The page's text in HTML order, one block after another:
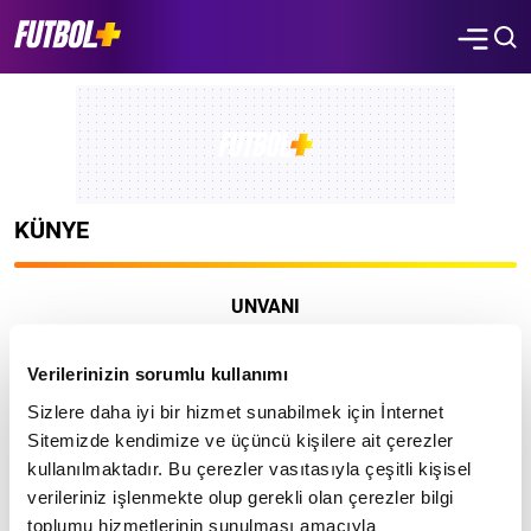
Verilerinizin sorumlu kullanımı
Sizlere daha iyi bir hizmet sunabilmek için İnternet
Sitemizde kendimize ve üçüncü kişilere ait çerezler
kullanılmaktadır. Bu çerezler vasıtasıyla çeşitli kişisel
verileriniz işlenmekte olup gerekli olan çerezler bilgi
toplumu hizmetlerinin sunulması amacıyla
KÜNYE
UNVANI
Güzeltepe Mahallesi
15 Temmuz Şehitler Caddesi B Blok No:29/1/1
Eyüpsultan/İstanbul